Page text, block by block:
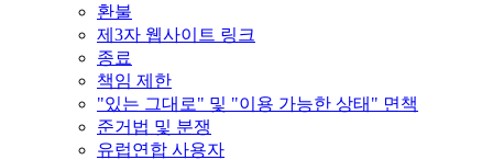
환불
제3자 웹사이트 링크
종료
책임 제한
"있는 그대로" 및 "이용 가능한 상태" 면책
준거법 및 분쟁
유럽연합 사용자